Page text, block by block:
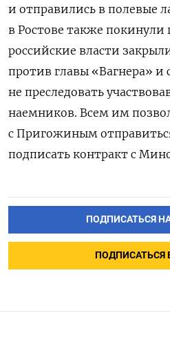
и отправились в полевые
в Ростове также покинули
российские власти
против главы «Вагнера» и
не преследовать
наемников. Всем им
с Пригожиным
подписать контракт с
ПОДПИСАТЬСЯ
ПОДПИСАТЬСЯ В